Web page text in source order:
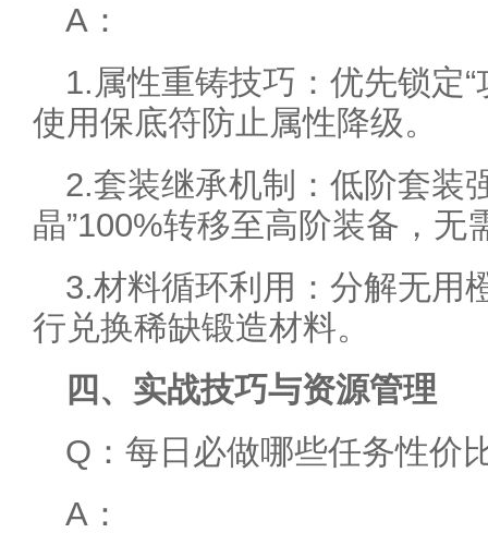
A：
1.属性重铸技巧：优先锁定“
使用保底符防止属性降级。
2.套装继承机制：低阶套装
晶”100%转移至高阶装备，无
3.材料循环利用：分解无用
行兑换稀缺锻造材料。
四、实战技巧与资源管理
Q：每日必做哪些任务性价
A：